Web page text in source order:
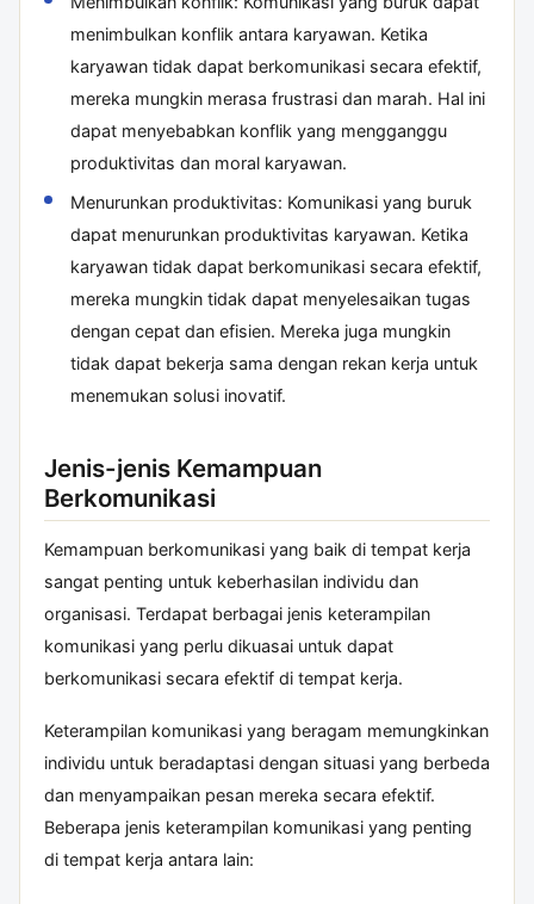
menimbulkan konflik antara karyawan. Ketika
karyawan tidak dapat berkomunikasi secara efektif,
mereka mungkin merasa frustrasi dan marah. Hal ini
dapat menyebabkan konflik yang mengganggu
produktivitas dan moral karyawan.
Menurunkan produktivitas: Komunikasi yang buruk
dapat menurunkan produktivitas karyawan. Ketika
karyawan tidak dapat berkomunikasi secara efektif,
mereka mungkin tidak dapat menyelesaikan tugas
dengan cepat dan efisien. Mereka juga mungkin
tidak dapat bekerja sama dengan rekan kerja untuk
menemukan solusi inovatif.
Jenis-jenis Kemampuan
Berkomunikasi
Kemampuan berkomunikasi yang baik di tempat kerja
sangat penting untuk keberhasilan individu dan
organisasi. Terdapat berbagai jenis keterampilan
komunikasi yang perlu dikuasai untuk dapat
berkomunikasi secara efektif di tempat kerja.
Keterampilan komunikasi yang beragam memungkinkan
individu untuk beradaptasi dengan situasi yang berbeda
dan menyampaikan pesan mereka secara efektif.
Beberapa jenis keterampilan komunikasi yang penting
di tempat kerja antara lain: